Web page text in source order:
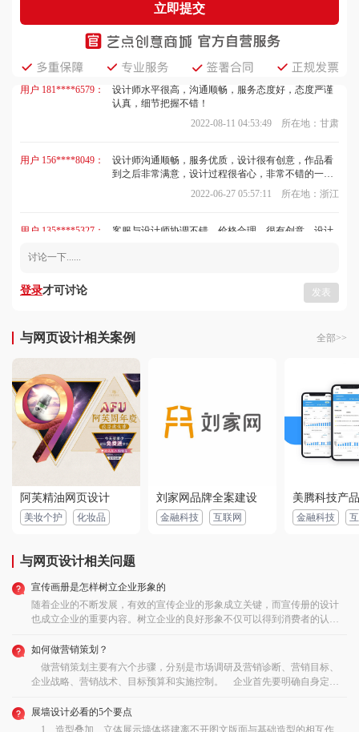
立即提交
设计师沟通顺畅，服务态度好，设计新颖，价格还很
便宜，细节把握不错，设计很满意~
2022-05-22 03:34:36 所在地：宁夏
用户 181****6579：
设计师水平很高，沟通顺畅，服务态度好，态度严谨
认真，细节把握不错！
2022-08-11 04:53:49 所在地：甘肃
用户 156****8049：
设计师沟通顺畅，服务优质，设计很有创意，作品看
到之后非常满意，设计过程很省心，非常不错的一
家，给好评！
2022-06-27 05:57:11 所在地：浙江
用户 135****5327：
客服与设计师协调不错，价格合理，很有创意，设计
用户 177****6670：
设计水平很高，服务人员很热情，沟通顺畅，设计的
客服负责任，回访及时，帮了我很多忙，大服务商的
保障齐全，态度非常好，设计又快又好！
2022-06-20 07:49:08 所在地：宁夏
用户 150****9944：
设计师沟通顺畅，服务态度好，设计新颖，价格还很
便宜，细节把握不错，设计很满意~
用户 181****6579：
设计师水平很高，沟通顺畅，服务态度好，态度严谨
认真，细节把握不错！
到之后非常满意，设计过程很省心，非常不错的一
家，给好评！
2022-06-27 05:57:11 所在地：浙江
登录才可讨论 发表
与网页设计相关案例 全部>>
阿芙精油网页设计
美妆个护 化妆品
刘家网品牌全案建设
金融科技 互联网
美腾科技产
金融科技
与网页设计相关问题
宣传画册是怎样树立企业形象的
随着企业的不断发展，有效的宣传企业的形象成立关键，而宣传册的设计
也成立企业的重要内容。树立企业的良好形象不仅可以得到消费者的认可
种很好的宣传方式。设计出具有市场潜力的宣传册，就需要有好的设计理
念和产品的内涵相结合，体现出企业的文化内涵。宣传画册是怎样树立企
业形象的？宣传册的作用就是让消费者看到或者听到企业的名字就能联想
具有很强的社会认可度，同时具有较强的宣传力度，更是企业的文化以及
企业灵魂所在。间接的提高企业的品牌形象。因此宣传册的设计师相当重
如何做营销策划？
做营销策划主要有六个步骤，分别是市场调研及营销诊断、营销目标、
企业战略、营销战术、目标预算和实施控制。 企业首先要明确自身定位
析。通过对于调查情况的分析整理寻找对于自身具有又是的部分，将其进
行排序，以此作为依据，定义目标市场、设立各阶段目标以及对应的完成
展墙设计必看的5个要点
1、造型叠加 立体展示墙体搭建离不开图文版面与基础造型的相互作